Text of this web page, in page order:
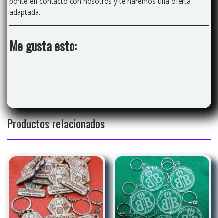
adaptada.
Me gusta esto:
Productos relacionados